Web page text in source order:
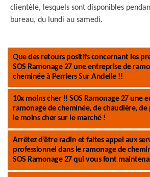
clientèle, lesquels sont disponibles
bureau, du lundi au samedi.
Que des retours positifs concernant les
SOS Ramonage 27 une entreprise de
cheminée à Perriers Sur Andelle !!
10x moins cher !! SOS Ramonage 27 une
ramonage de cheminée, de chaudière, de
le moins cher sur le marché !
Arrêtez d’être radin et faites appel aux
professionnel dans le ramonage de
SOS Ramonage 27 qui vous font